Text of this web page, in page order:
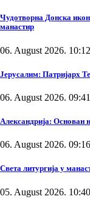
Чудотворна Донска
манастир
06. August 2026. 10:12
Јерусалим: Патријарх
06. August 2026. 09:41
Александрија: Основан
06. August 2026. 09:16
Света литургија у
05. August 2026. 10:40